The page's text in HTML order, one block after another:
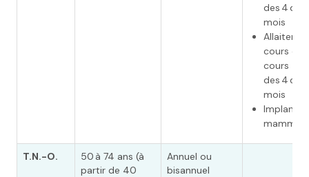
des 4
mois
cours ou
cours
des 4
mois
Implants
T.N.-O.
50 à 74 ans (à
partir de 40
Annuel ou
bisannuel